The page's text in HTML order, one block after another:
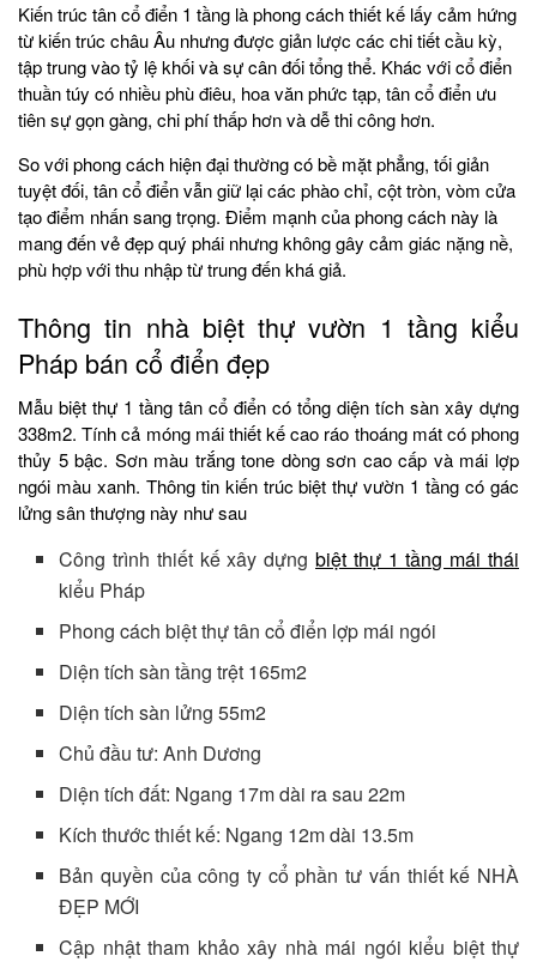
Kiến trúc tân cổ điển 1 tầng là phong cách thiết kế lấy cảm hứng
từ kiến trúc châu Âu nhưng được giản lược các chi tiết cầu kỳ,
tập trung vào tỷ lệ khối và sự cân đối tổng thể. Khác với cổ điển
thuần túy có nhiều phù điêu, hoa văn phức tạp, tân cổ điển ưu
tiên sự gọn gàng, chi phí thấp hơn và dễ thi công hơn.
So với phong cách hiện đại thường có bề mặt phẳng, tối giản
tuyệt đối, tân cổ điển vẫn giữ lại các phào chỉ, cột tròn, vòm cửa
tạo điểm nhấn sang trọng. Điểm mạnh của phong cách này là
mang đến vẻ đẹp quý phái nhưng không gây cảm giác nặng nề,
phù hợp với thu nhập từ trung đến khá giả.
Thông tin nhà biệt thự vườn 1 tầng kiểu
Pháp bán cổ điển đẹp
Mẫu biệt thự 1 tầng tân cổ điển có tổng diện tích sàn xây dựng
338m2. Tính cả móng mái thiết kế cao ráo thoáng mát có phong
thủy 5 bậc. Sơn màu trắng tone dòng sơn cao cấp và mái lợp
ngói màu xanh. Thông tin kiến trúc biệt thự vườn 1 tầng có gác
lửng sân thượng này như sau
Công trình thiết kế xây dựngbiệt thự 1 tầng mái thái
kiểu Pháp
Phong cách biệt thự tân cổ điển lợp mái ngói
Diện tích sàn tầng trệt 165m2
Diện tích sàn lửng 55m2
Chủ đầu tư: Anh Dương
Diện tích đất: Ngang 17m dài ra sau 22m
Kích thước thiết kế: Ngang 12m dài 13.5m
Bản quyền của công ty cổ phần tư vấn thiết kế NHÀ
ĐẸP MỚI
Cập nhật tham khảo xây nhà mái ngói kiểu biệt thự